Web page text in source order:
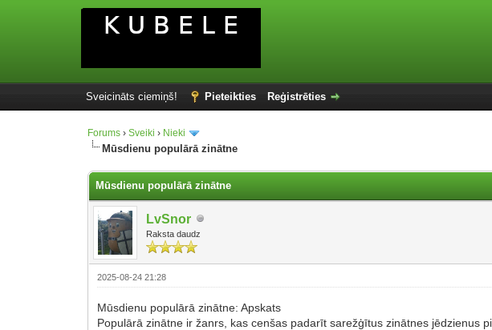
Sveicināts ciemiņš! Pieteikties Reģistrēties
Forums ›Sveiki › Nieki
Mūsdienu populārā zinātne
Mūsdienu populārā zinātne
LvSnor
Raksta daudz
2025-08-24 21:28
Mūsdienu populārā zinātne: Apskats
Populārā zinātne ir žanrs, kas cenšas padarīt sarežģītus zinātnes jēdzienus